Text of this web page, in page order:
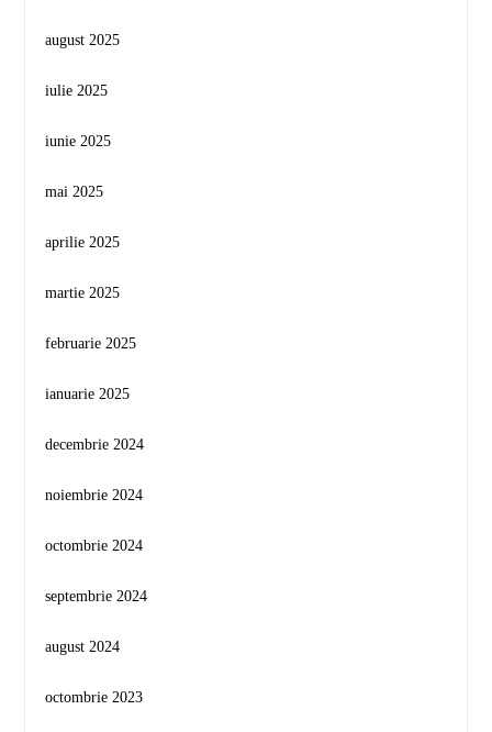
august 2025
iulie 2025
iunie 2025
mai 2025
aprilie 2025
martie 2025
februarie 2025
ianuarie 2025
decembrie 2024
noiembrie 2024
octombrie 2024
septembrie 2024
august 2024
octombrie 2023